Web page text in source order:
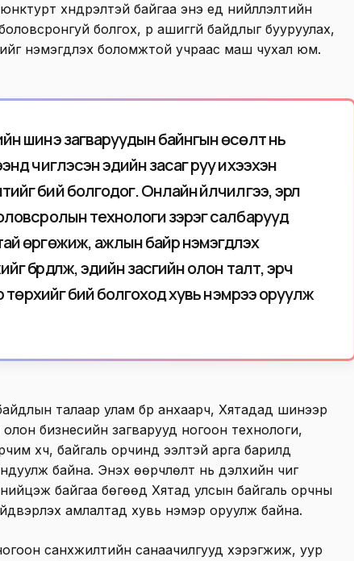
хүндрэлтэй байгаа энэ үед нийлүүлэлтийн
болгох, үр ашиггүй байдлыг бууруулах,
нэмэгдүүлэх боломжтой учраас маш чухал юм.
шинэ загваруудын байнгын өсөлт нь
чиглэсэн эдийн засаг руу ихээхэн
бий болгодог. Онлайн үйлчилгээ, эрүүл
технологи зэрэг салбарууд
өргөжиж, ажлын байр нэмэгдүүлэх
бүрдүүлж, эдийн засгийн олон талт, эрч
төрхийг бий болгоход хувь нэмрээ оруулж
талаар улам бүр анхаарч, Хятадад шинээр
бизнесийн загварууд ногоон технологи,
хүч, байгаль орчинд ээлтэй арга барилд
байна. Энэхүү өөрчлөлт нь дэлхийн чиг
байгаа бөгөөд Хятад улсын байгаль орчны
амлалтад хувь нэмэр оруулж байна.
санхүүжилтийн санаачилгууд хэрэгжиж, уур